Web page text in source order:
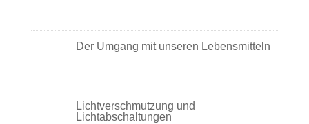
Der Umgang mit unseren Lebensmitteln
Lichtverschmutzung und
Lichtabschaltungen